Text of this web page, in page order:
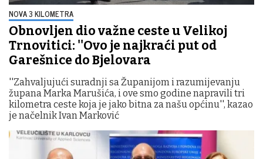
NOVA 3 KILOMETRA
Obnovljen dio važne ceste u Velikoj
Trnovitici: ''Ovo je najkraći put od
Garešnice do Bjelovara
''Zahvaljujući suradnji sa Županijom i razumijevanju
župana Marka Marušića, i ove smo godine napravili tri
kilometra ceste koja je jako bitna za našu općinu'', kazao
je načelnik Ivan Marković